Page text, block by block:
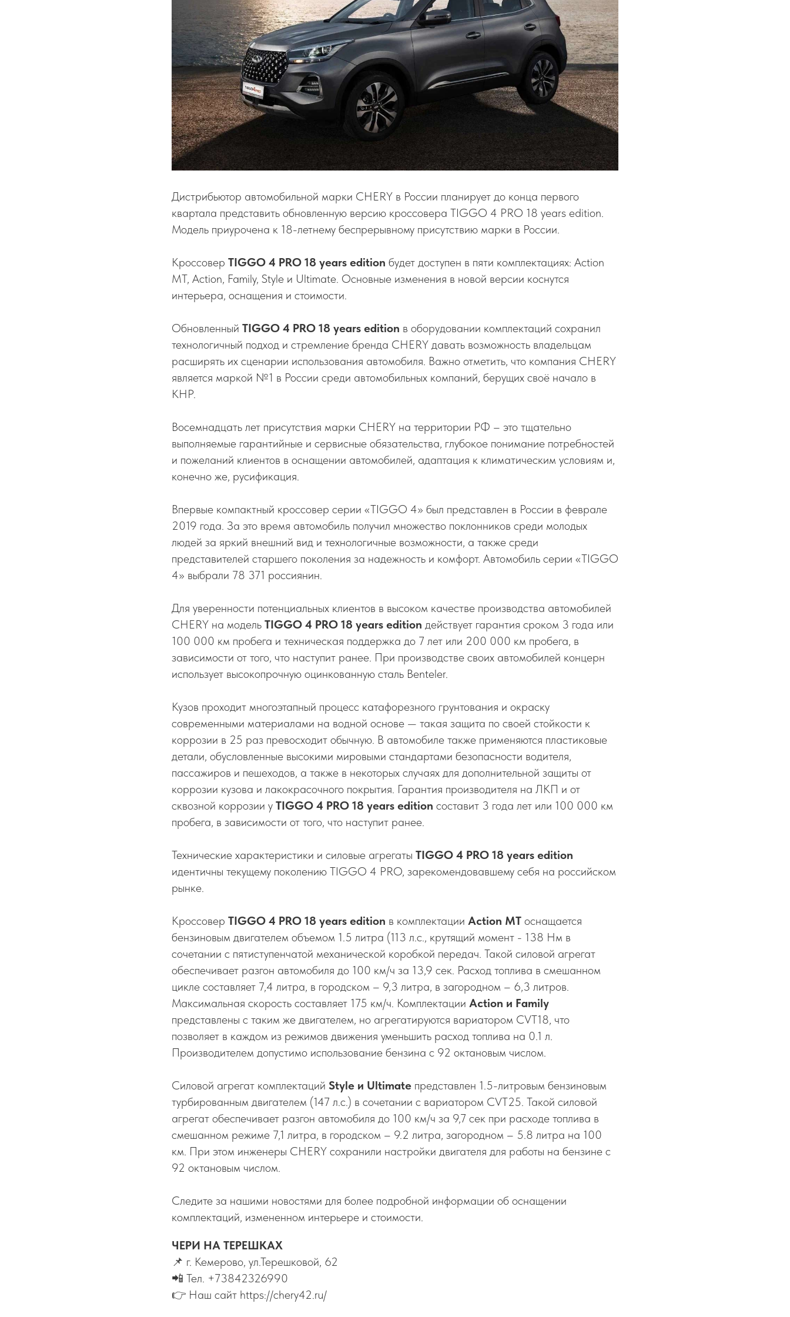
Дистрибьютор автомобильной марки CHERY в России планирует до конца первого
квартала представить обновленную версию кроссовера TIGGO 4 PRO 18 years edition.
Модель приурочена к 18-летнему беспрерывному присутствию марки в России.
Кроссовер TIGGO 4 PRO 18 years edition будет доступен в пяти комплектациях: Action
MT, Action, Family, Style и Ultimate. Основные изменения в новой версии коснутся
интерьера, оснащения и стоимости.
Обновленный TIGGO 4 PRO 18 years edition в оборудовании комплектаций сохранил
технологичный подход и стремление бренда CHERY давать возможность владельцам
расширять их сценарии использования автомобиля. Важно отметить, что компания CHERY
является маркой №1 в России среди автомобильных компаний, берущих своё начало в
КНР.
Восемнадцать лет присутствия марки CHERY на территории РФ – это тщательно
выполняемые гарантийные и сервисные обязательства, глубокое понимание потребностей
и пожеланий клиентов в оснащении автомобилей, адаптация к климатическим условиям и,
конечно же, русификация.
Впервые компактный кроссовер серии «TIGGO 4» был представлен в России в феврале
2019 года. За это время автомобиль получил множество поклонников среди молодых
людей за яркий внешний вид и технологичные возможности, а также среди
представителей старшего поколения за надежность и комфорт. Автомобиль серии «TIGGO
4» выбрали 78 371 россиянин.
Для уверенности потенциальных клиентов в высоком качестве производства автомобилей
CHERY на модель TIGGO 4 PRO 18 years edition действует гарантия сроком 3 года или
100 000 км пробега и техническая поддержка до 7 лет или 200 000 км пробега, в
зависимости от того, что наступит ранее. При производстве своих автомобилей концерн
использует высокопрочную оцинкованную сталь Benteler.
Кузов проходит многоэтапный процесс катафорезного грунтования и окраску
современными материалами на водной основе — такая защита по своей стойкости к
коррозии в 25 раз превосходит обычную. В автомобиле также применяются пластиковые
детали, обусловленные высокими мировыми стандартами безопасности водителя,
пассажиров и пешеходов, а также в некоторых случаях для дополнительной защиты от
коррозии кузова и лакокрасочного покрытия. Гарантия производителя на ЛКП и от
сквозной коррозии у TIGGO 4 PRO 18 years edition составит 3 года лет или 100 000 км
пробега, в зависимости от того, что наступит ранее.
Технические характеристики и силовые агрегаты TIGGO 4 PRO 18 years edition
идентичны текущему поколению TIGGO 4 PRO, зарекомендовавшему себя на российском
рынке.
Кроссовер TIGGO 4 PRO 18 years edition в комплектации Action MT оснащается
бензиновым двигателем объемом 1.5 литра (113 л.c., крутящий момент - 138 Нм в
сочетании с пятиступенчатой механической коробкой передач. Такой силовой агрегат
обеспечивает разгон автомобиля до 100 км/ч за 13,9 сек. Расход топлива в смешанном
цикле составляет 7,4 литра, в городском – 9,3 литра, в загородном – 6,3 литров.
Максимальная скорость составляет 175 км/ч. Комплектации Action и Family
представлены с таким же двигателем, но агрегатируются вариатором CVT18, что
позволяет в каждом из режимов движения уменьшить расход топлива на 0.1 л.
Производителем допустимо использование бензина с 92 октановым числом.
Силовой агрегат комплектаций Style и Ultimate представлен 1.5-литровым бензиновым
турбированным двигателем (147 л.с.) в сочетании с вариатором CVT25. Такой силовой
агрегат обеспечивает разгон автомобиля до 100 км/ч за 9,7 сек при расходе топлива в
смешанном режиме 7,1 литра, в городском – 9.2 литра, загородном – 5.8 литра на 100
км. При этом инженеры CHERY сохранили настройки двигателя для работы на бензине с
92 октановым числом.
Следите за нашими новостями для более подробной информации об оснащении
комплектаций, измененном интерьере и стоимости.
ЧЕРИ НА ТЕРЕШКАХ
📌 г. Кемерово, yл.Терешковой, 62
📲 Тел. +73842326990
👉 Наш сайт https://chery42.ru/